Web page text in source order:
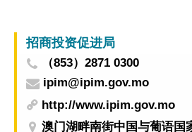
招商投资促进局
（853）2871 0300
ipim@ipim.gov.mo
http://www.ipim.gov.mo
澳门湖畔南街中国与葡语国